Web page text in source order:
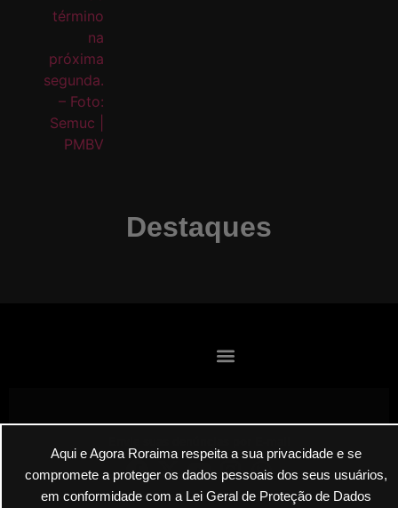
Aqui e Agora Roraima respeita a sua privacidade e se
compromete a proteger os dados pessoais dos seus usuários,
em conformidade com a Lei Geral de Proteção de Dados
Destaques